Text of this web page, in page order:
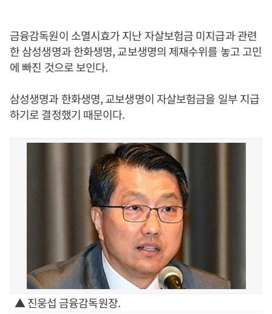
금융감독원이 소멸시효가 지난 자살보험금 미지급과 관련
한 삼성생명과 한화생명, 교보생명의 제재수위를 놓고 고민
에 빠진 것으로 보인다.
삼성생명과 한화생명, 교보생명이 자살보험금을 일부 지급
하기로 결정했기 때문이다.
▲ 진웅섭 금융감독원장.